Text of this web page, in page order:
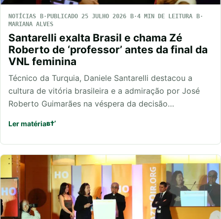
NOTÍCIAS PUBLICADO 25 JULHO 2026
4 MIN DE LEITURA
MARIANA ALVES
Santarelli exalta Brasil e chama Zé
Roberto de ‘professor’ antes da final da
VNL feminina
Técnico da Turquia, Daniele Santarelli destacou a
cultura de vitória brasileira e a admiração por José
Roberto Guimarães na véspera da decisão…
Ler matéria